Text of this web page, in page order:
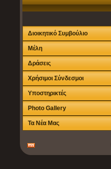
Διοικητικό Συμβούλιο
Μέλη
Δράσεις
Χρήσιμοι Σύνδεσμοι
Υποστηρικτές
Photo Gallery
Τα Νέα Μας